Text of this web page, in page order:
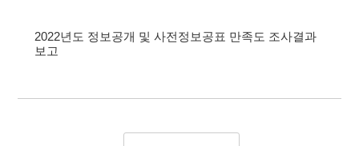
2022년도 정보공개 및 사전정보공표 만족도 조사결과
보고